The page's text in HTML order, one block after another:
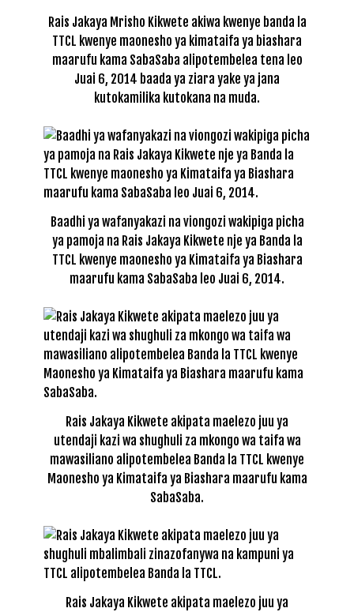
Rais Jakaya Mrisho Kikwete akiwa kwenye banda la
TTCL kwenye maonesho ya kimataifa ya biashara
maarufu kama SabaSaba alipotembelea tena leo
Juai 6, 2014 baada ya ziara yake ya jana
kutokamilika kutokana na muda.
Baadhi ya wafanyakazi na viongozi wakipiga picha
ya pamoja na Rais Jakaya Kikwete nje ya Banda la
TTCL kwenye maonesho ya Kimataifa ya Biashara
maarufu kama SabaSaba leo Juai 6, 2014.
Rais Jakaya Kikwete akipata maelezo juu ya
utendaji kazi wa shughuli za mkongo wa taifa wa
mawasiliano alipotembelea Banda la TTCL kwenye
Maonesho ya Kimataifa ya Biashara maarufu kama
SabaSaba.
Rais Jakaya Kikwete akipata maelezo juu ya